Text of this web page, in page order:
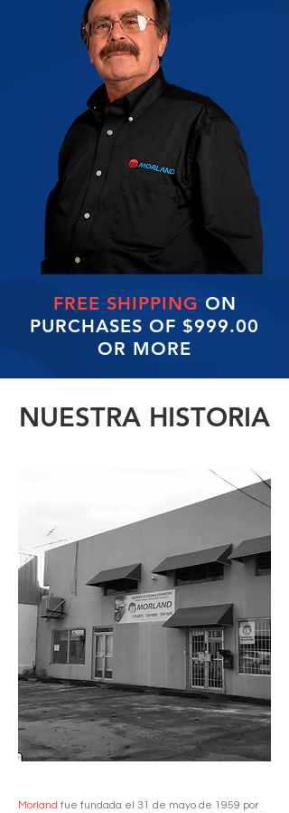
FREE SHIPPING ON
PURCHASES OF $999.00
OR MORE
NUESTRA HISTORIA
Morland fue fundada el 31 de mayo de 1959 por